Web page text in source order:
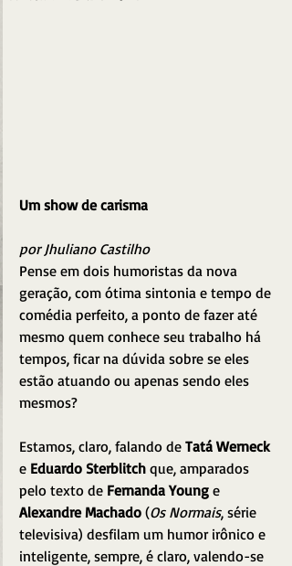
Um show de carisma
por Jhuliano Castilho
Pense em dois humoristas da nova
geração, com ótima sintonia e tempo de
comédia perfeito, a ponto de fazer até
mesmo quem conhece seu trabalho há
tempos, ficar na dúvida sobre se eles
estão atuando ou apenas sendo eles
mesmos?
Estamos, claro, falando de Tatá Werneck
e Eduardo Sterblitch que, amparados
pelo texto de Fernanda Young e
Alexandre Machado (Os Normais, série
televisiva) desfilam um humor irônico e
inteligente, sempre, é claro, valendo-se